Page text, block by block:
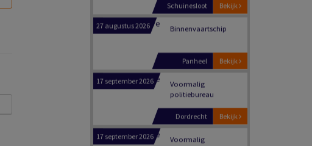
Binnenvaartschip
Voormalig
Dordrecht
Voormalig